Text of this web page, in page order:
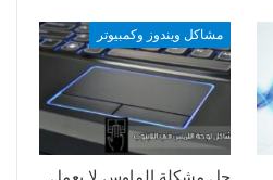
مشاكل ويندوز وكمبيوتر